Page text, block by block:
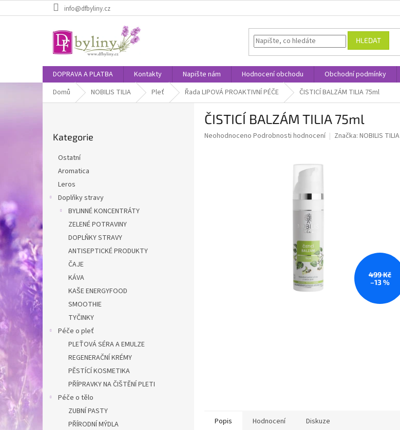
na
info@dfbyliny.cz
HLEDAT
DOPRAVA A PLATBA Kontakty Napište nám Hodnocení obchodu Obchodní podmínky
Domů
NOBILIS TILIA Pleť Řada LIPOVÁ PROAKTIVNÍ PÉČE ČISTICÍ BALZÁM TILIA 75ml
p
a
n
e
l
kategorie
Kategorie
Ostatní
Aromatica
Leros
Doplňky stravy
BYLINNÉ KONCENTRÁTY
ZELENÉ POTRAVINY
DOPLŇKY STRAVY
ANTISEPTICKÉ PRODUKTY
ČAJE
KÁVA
KAŠE ENERGYFOOD
SMOOTHIE
TYČINKY
Péče o pleť
PLEŤOVÁ SÉRA A EMULZE
REGENERAČNÍ KRÉMY
PĚSTÍCÍ KOSMETIKA
PŘÍPRAVKY NA ČIŠTĚNÍ PLETI
Péče o tělo
ZUBNÍ PASTY
PŘÍRODNÍ MÝDLA
ČISTICÍ BALZÁM TILIA 75ml
Průměrné
Neohodnoceno Podrobnosti hodnocení Značka: NOBILIS TILIA
499 Kč
–13 %
Popis Hodnocení Diskuze